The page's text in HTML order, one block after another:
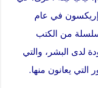
إريكسون في عام
سلسلة من الكتب
لدى البشر، والتي
التي يعانون منها.